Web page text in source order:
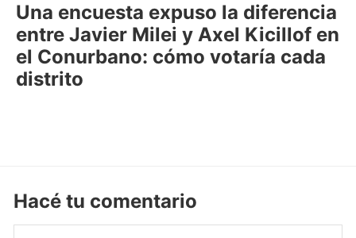
Una encuesta expuso la diferencia
entre Javier Milei y Axel Kicillof en
el Conurbano: cómo votaría cada
distrito
Hacé tu comentario